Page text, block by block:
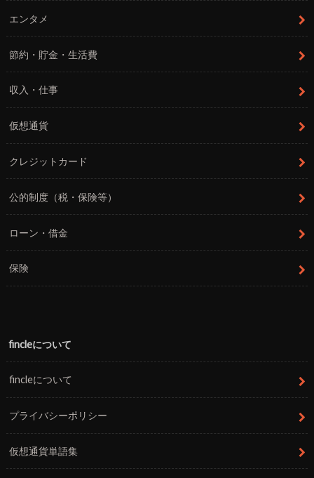
エンタメ
節約・貯金・生活費
収入・仕事
仮想通貨
クレジットカード
公的制度（税・保険等）
ローン・借金
保険
fincleについて
fincleについて
プライバシーポリシー
仮想通貨単語集